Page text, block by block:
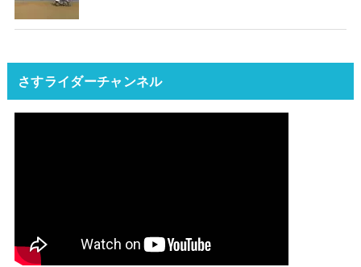
さすライダーチャンネル